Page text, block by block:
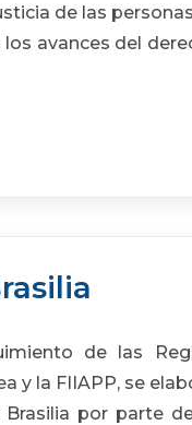
de las
avances del
de las
y la FIIAPP, se
por parte